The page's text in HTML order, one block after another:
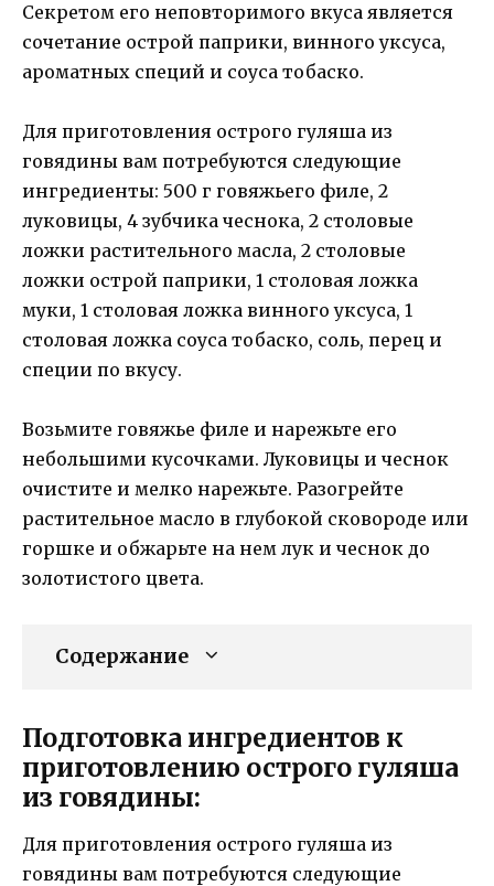
Секретом его неповторимого вкуса является
сочетание острой паприки, винного уксуса,
ароматных специй и соуса тобаско.
Для приготовления острого гуляша из
говядины вам потребуются следующие
ингредиенты: 500 г говяжьего филе, 2
луковицы, 4 зубчика чеснока, 2 столовые
ложки растительного масла, 2 столовые
ложки острой паприки, 1 столовая ложка
муки, 1 столовая ложка винного уксуса, 1
столовая ложка соуса тобаско, соль, перец и
специи по вкусу.
Возьмите говяжье филе и нарежьте его
небольшими кусочками. Луковицы и чеснок
очистите и мелко нарежьте. Разогрейте
растительное масло в глубокой сковороде или
горшке и обжарьте на нем лук и чеснок до
золотистого цвета.
Содержание
Подготовка ингредиентов к
приготовлению острого гуляша
из говядины:
Для приготовления острого гуляша из
говядины вам потребуются следующие